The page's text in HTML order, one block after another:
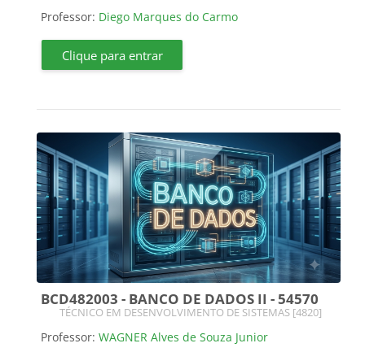
Professor: Diego Marques do Carmo
Clique para entrar
BCD482003 - BANCO DE DADOS II - 54570
Categoria do curso
TÉCNICO EM DESENVOLVIMENTO DE SISTEMAS [4820]
Professor: WAGNER Alves de Souza Junior